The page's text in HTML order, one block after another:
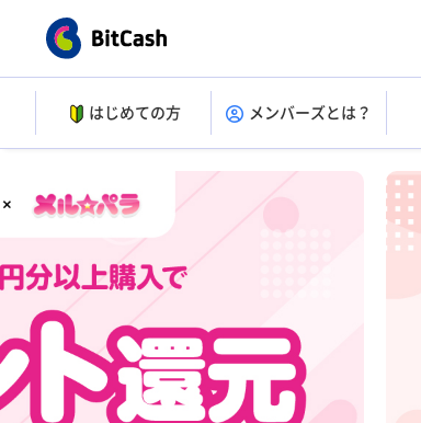
はじめての方 メンバーズとは？